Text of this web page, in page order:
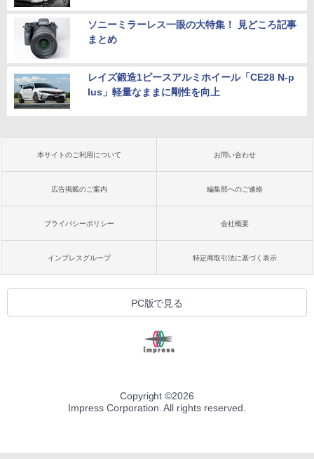
ソニーミラーレス一眼の大特集！ 見どころ記事
まとめ
レイズ鍛造1ピースアルミホイール「CE28 N-p
lus」軽量なままに剛性を向上
本サイトのご利用について お問い合わせ
広告掲載のご案内 編集部へのご連絡
プライバシーポリシー 会社概要
インプレスグループ 特定商取引法に基づく表示
PC版で見る
Copyright ©2026
Impress Corporation. All rights reserved.